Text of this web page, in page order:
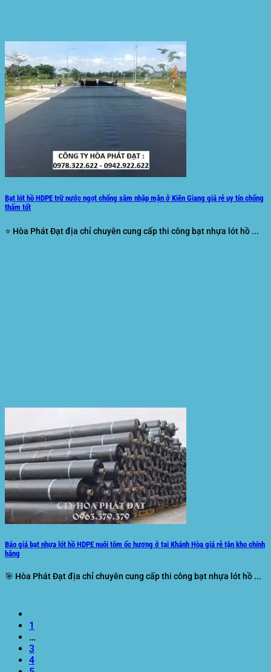
Bạt lót hồ HDPE trữ nước ngọt chống sâm nhập mặn ở Kiên Giang giá rẻ uy tín chống
thấm tốt
⭐ Hòa Phát Đạt địa chỉ chuyên cung cấp thi công bạt nhựa lót hồ ...
Báo giá bạt nhựa lót hồ HDPE nuôi tôm ốc hương ở tại Khánh Hòa giá rẻ tận kho chính
hãng
🎯 Hòa Phát Đạt địa chỉ chuyên cung cấp thi công bạt nhựa lót hồ ...
1
…
3
4